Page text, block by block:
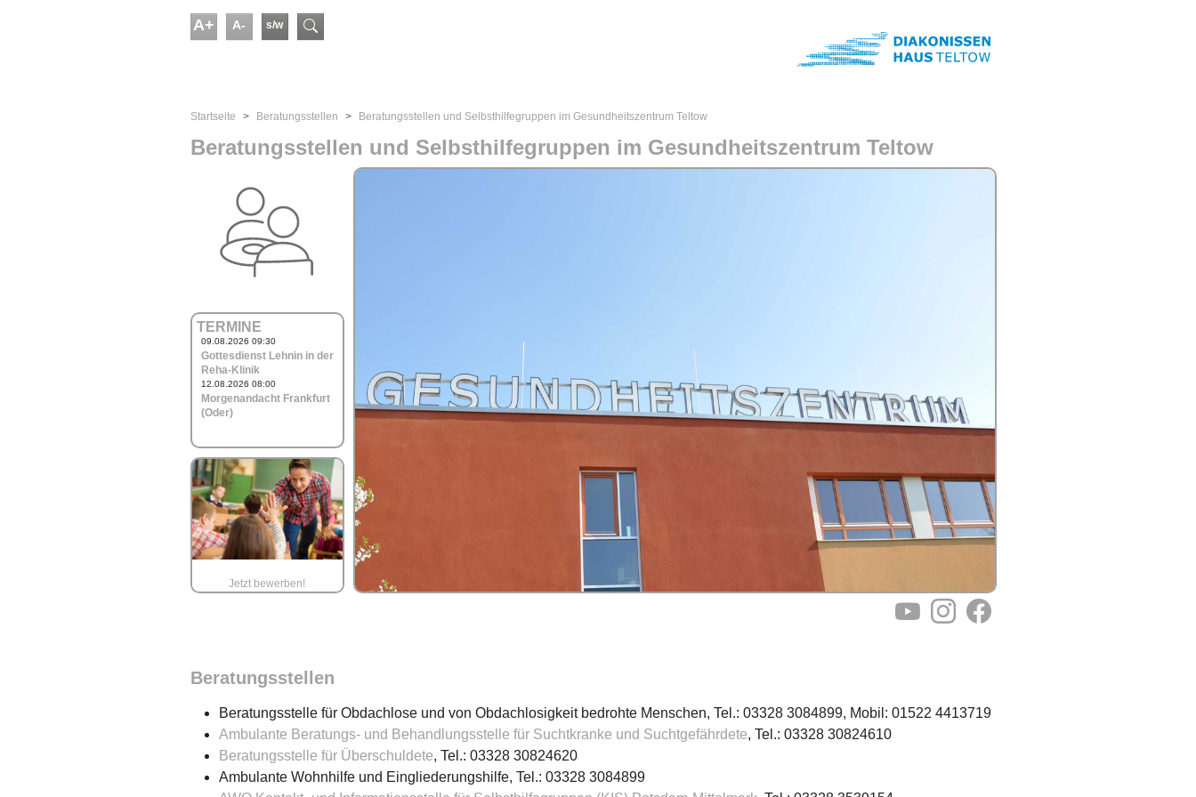
A+ A- s/w Suchformular
Startseite
Beratungs­stellen Beratungsstellen und Selbsthilfegruppen im Gesundheitszentrum Teltow
Beratungsstellen und Selbsthilfegruppen im Gesundheitszentrum Teltow
TERMINE
09.08.2026 09:30
Gottesdienst Lehnin in der
Reha-Klinik
12.08.2026 08:00
Morgenandacht Frankfurt
(Oder)
Jetzt bewerben!
YouTubeInstagramFacebook
Beratungsstellen
Beratungsstelle für Obdachlose und von Obdachlosigkeit bedrohte Menschen, Tel.: 03328 3084899, Mobil: 01522 4413719
Ambulante Beratungs- und Behandlungsstelle für Suchtkranke und Suchtgefährdete, Tel.: 03328 30824610
Beratungsstelle für Überschuldete, Tel.: 03328 30824620
Ambulante Wohnhilfe und Eingliederungshilfe, Tel.: 03328 3084899